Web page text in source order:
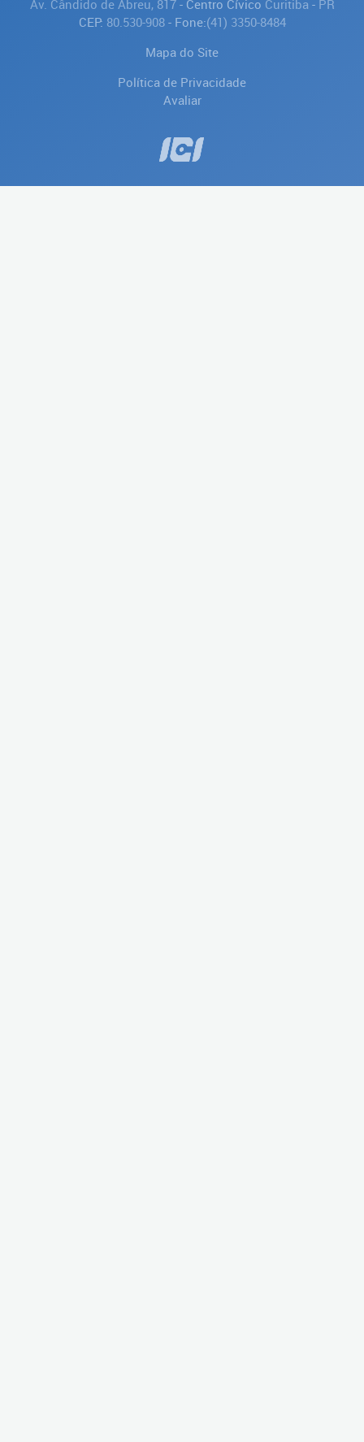
Av. Cândido de Abreu, 817- Centro Cívico Curitiba - PR
CEP: 80.530-908- Fone:(41) 3350-8484
Mapa do Site
Política de Privacidade
Avaliar